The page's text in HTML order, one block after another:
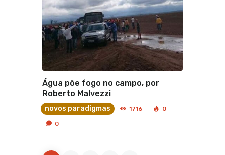
Água põe fogo no campo, por
Roberto Malvezzi
novos paradigmas 1716 0
0